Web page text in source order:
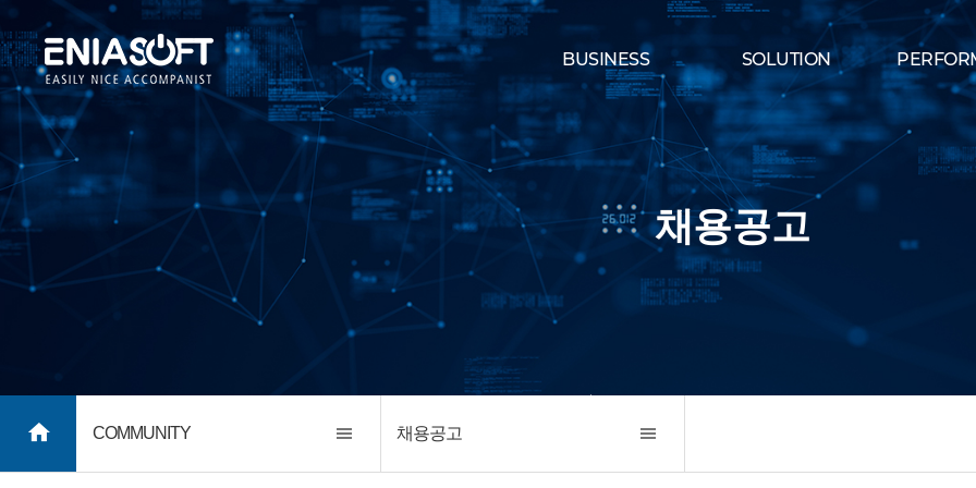
BUSINESS SOLUTION
채용공고
COMMUNITY 채용공고